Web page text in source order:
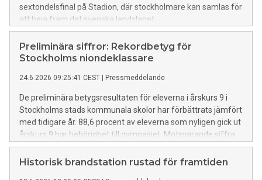
sextondelsfinal på Stadion, där stockholmare kan samlas för
att heja fram det svenska landslaget.
Preliminära siffror: Rekordbetyg för
Stockholms niondeklassare
24.6.2026 09:25:41 CEST Pressmeddelande
De preliminära betygsresultaten för eleverna i årskurs 9 i
Stockholms stads kommunala skolor har förbättrats jämfört
med tidigare år. 88,6 procent av eleverna som nyligen gick ut
årskurs 9 har behörighet till gymnasiet. Motsvarande siffra
vid samma tid förra året var 87,3 procent. Behörigheten har
inte varit så här hög sedan nuvarande betygssystem
Historisk brandstation rustad för framtiden